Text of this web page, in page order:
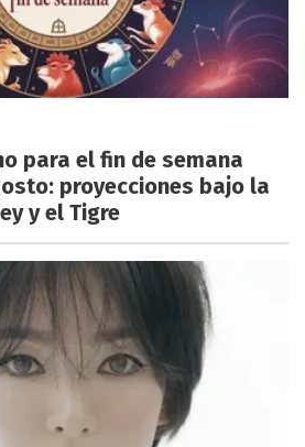
para el fin de semana
proyecciones bajo la
y el Tigre